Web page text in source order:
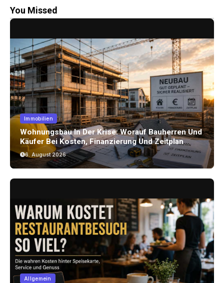
You Missed
Immobilien
Wohnungsbau In Der Krise: Worauf Bauherren Und
Käufer Bei Kosten, Finanzierung Und Zeitplan
Achten Sollten
6. August 2026
Allgemein